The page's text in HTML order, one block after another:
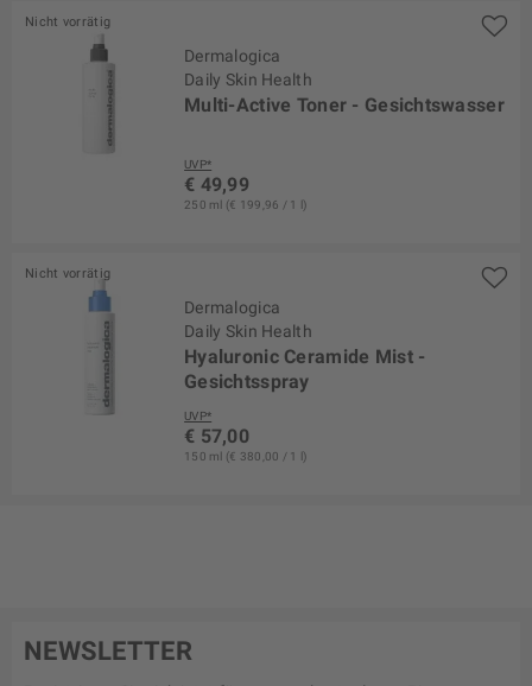
Nicht vorrätig
Dermalogica
Daily Skin Health
Multi-Active Toner - Gesichtswasser
UVP*
€ 49,99
250 ml (€ 199,96 / 1 l)
Nicht vorrätig
Dermalogica
Daily Skin Health
Hyaluronic Ceramide Mist -
Gesichtsspray
UVP*
€ 57,00
150 ml (€ 380,00 / 1 l)
NEWSLETTER